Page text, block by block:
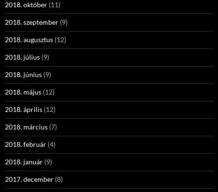
2018. október (11)
2018. szeptember (9)
2018. augusztus (12)
2018. július (9)
2018. június (9)
2018. május (12)
2018. április (12)
2018. március (7)
2018. február (4)
2018. január (9)
2017. december (8)